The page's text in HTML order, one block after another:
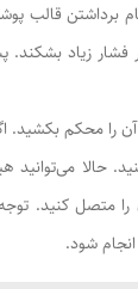
برداشتن قالب
فشار زیاد
را محکم بکشید.
حالا می‌توانید
متصل کنید.
شود.